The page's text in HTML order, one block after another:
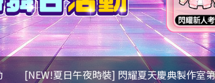
[NEW!夏日午夜時裝] 閃耀夏天慶典製作室